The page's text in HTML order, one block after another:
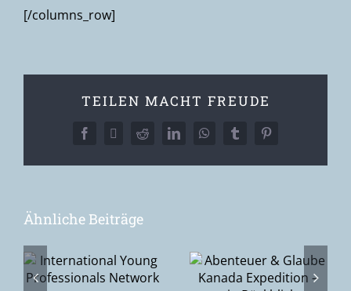
[/columns_row]
TEILEN MACHT FREUDE
Facebook
X RedditLinkedInWhatsAppTumblrPinterest
Ähnliche Beiträge
Glaube
Kanada